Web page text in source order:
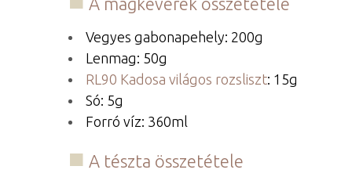
Vegyes gabonapehely: 200g
Lenmag: 50g
RL90 Kadosa világos rozsliszt: 15g
Só: 5g
Forró víz: 360ml
A tészta összetétele